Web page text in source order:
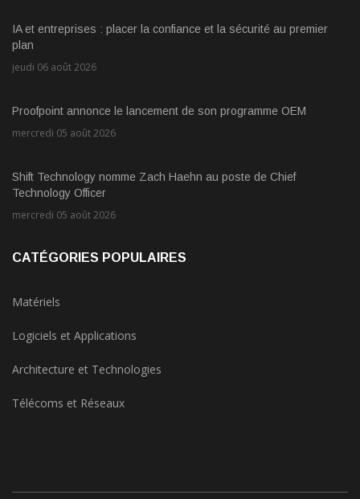
IA et entreprises : placer la confiance et la sécurité au premier
plan
jeudi 06 août 2026
Proofpoint annonce le lancement de son programme OEM
mercredi 05 août 2026
Shift Technology nomme Zach Haehn au poste de Chief
Technology Officer
mercredi 05 août 2026
CATÉGORIES POPULAIRES
Matériels
Logiciels et Applications
Architecture et Technologies
Télécoms et Réseaux